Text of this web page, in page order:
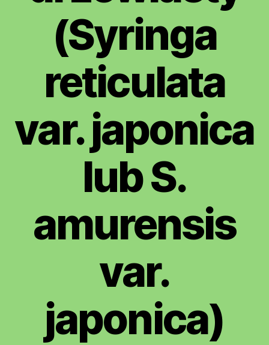
(Syringa
reticulata
var. japonica
lub S.
amurensis
var.
japonica)